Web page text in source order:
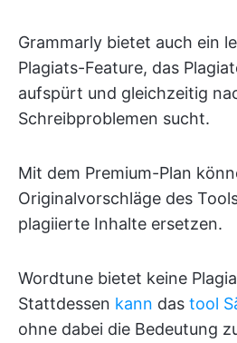
Grammarly bietet auch ein
Plagiats-Feature, das
aufspürt und gleichzeitig
Schreibproblemen sucht.
Mit dem Premium-Plan
Originalvorschläge des
plagiierte Inhalte ersetzen.
Wordtune bietet keine
Stattdessen kann das tool
ohne dabei die Bedeutung